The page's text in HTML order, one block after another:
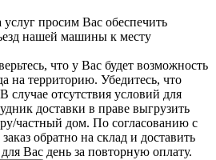
просим Вас обеспечить
нашей машины к месту
что у Вас будет возможность
на территорию. Убедитесь, что
случае отсутствия условий для
доставки в праве выгрузить
частный дом. По согласованию с
обратно на склад и доставить
Вас день за повторную оплату.